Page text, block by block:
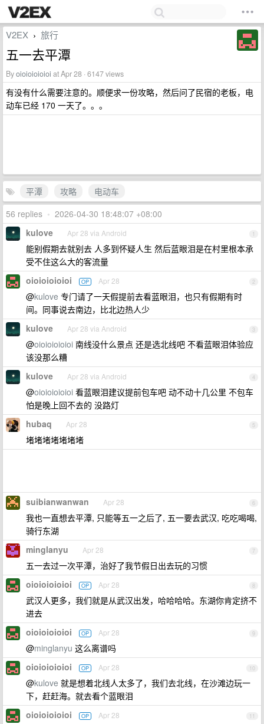
V2EX › 旅行
五一去平潭
Byoioioioioioi at Apr 28 · 6147 views
有没有什么需要注意的。顺便求一份攻略，然后问了民宿的老板，电
动车已经 170 一天了。。。
平潭 攻略
电动车
56 replies • 2026-04-30 18:48:07 +08:00
1
kulove Apr 28 via Android
能别假期去就别去 人多到怀疑人生 然后蓝眼泪是在村里根本承
受不住这么大的客流量
2
oioioioioioi OP Apr 28
@kulove 专门请了一天假提前去看蓝眼泪，也只有假期有时
间。同事说去南边，比北边热人少
3
kulove Apr 28 via Android
@oioioioioioi 南线没什么景点 还是选北线吧 不看蓝眼泪体验应
该没那么糟
4
kulove Apr 28 via Android
@oioioioioioi 看蓝眼泪建议提前包车吧 动不动十几公里 不包车
怕是晚上回不去的 没路灯
5
hubaq Apr 28
堵堵堵堵堵堵堵
6
suibianwanwan Apr 28
我也一直想去平潭, 只能等五一之后了, 五一要去武汉, 吃吃喝喝,
骑行东湖
7
minglanyu Apr 28
五一去过一次平潭，治好了我节假日出去玩的习惯
8
oioioioioioi OP Apr 28
武汉人更多，我们就是从武汉出发，哈哈哈哈。东湖你肯定挤不
进去
9
oioioioioioi OP Apr 28
@minglanyu 这么离谱吗
10
oioioioioioi OP Apr 28
@kulove 就是想着北线人太多了，我们去北线，在沙滩边玩一
下，赶赶海。就去看个蓝眼泪
11
oioioioioioi OP Apr 28